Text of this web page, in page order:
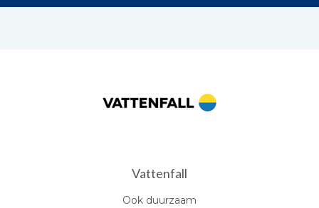
Vattenfall
Ook duurzaam